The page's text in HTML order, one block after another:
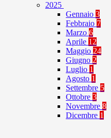
2025
Gennaio 3
Febbraio 7
Marzo 6
Aprile 12
Maggio 24
Giugno 2
Luglio 1
Agosto 1
Settembre 5
Ottobre 3
Novembre 8
Dicembre 1